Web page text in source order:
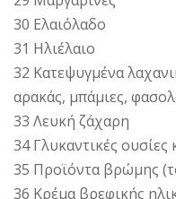
30 Ελαιόλαδο
31 Ηλιέλαιο
32 Κατεψυγμένα
αρακάς, μπάμιες,
33 Λευκή ζάχαρη
34 Γλυκαντικές ουσίες
35 Προϊόντα βρώμης
36 Κρέμα βρεφικής